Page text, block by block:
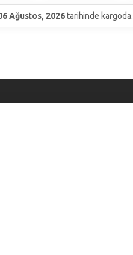
Ağustos, 2026tarihinde kargoda.